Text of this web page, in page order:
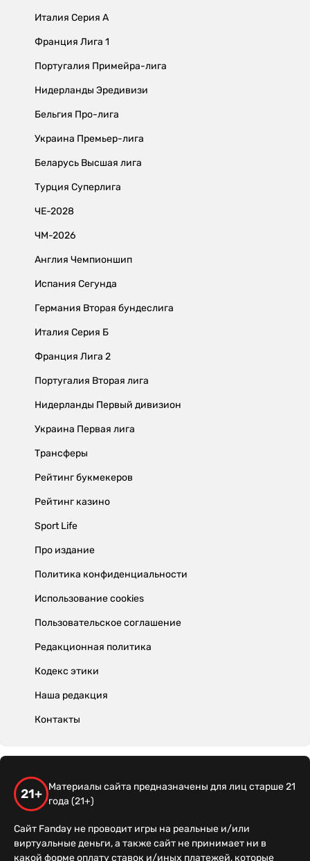
Италия Серия А
Франция Лига 1
Португалия Примейра-лига
Нидерланды Эредивизи
Бельгия Про-лига
Украина Премьер-лига
Беларусь Высшая лига
Турция Суперлига
ЧЕ-2028
ЧМ-2026
Англия Чемпионшип
Испания Сегунда
Германия Вторая бундеслига
Италия Серия Б
Франция Лига 2
Португалия Вторая лига
Нидерланды Первый дивизион
Украина Первая лига
Трансферы
Рейтинг букмекеров
Рейтинг казино
Sport Life
Про издание
Политика конфиденциальности
Использование cookies
Пользовательское соглашение
Редакционная политика
Кодекс этики
Наша редакция
Контакты
21+
Материалы сайта предназначены для лиц старше 21
года (21+)
Сайт Fanday не проводит игры на реальные и/или
виртуальные деньги, а также сайт не принимает ни в
какой форме оплату ставок и/иных платежей, которые